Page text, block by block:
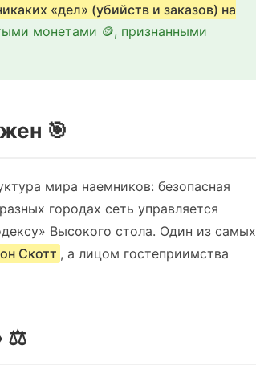
«дел» (убийств и заказов) на
монетами 🪙, признанными
🎯
мира наемников: безопасная
городах сеть управляется
Высокого стола. Один из самых
Скотт , а лицом гостеприимства
⚖️